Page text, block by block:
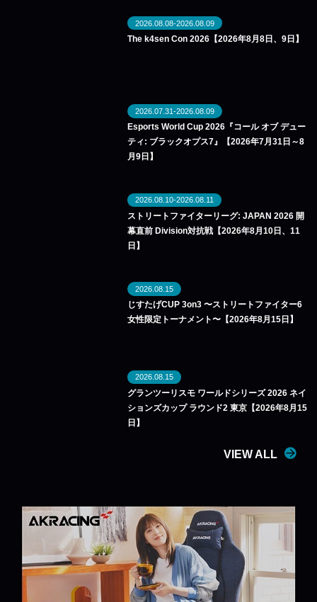
2026.08.08-2026.08.09
The k4sen Con 2026【2026年8月8日、9日】
2026.07.31-2026.08.09
Esports World Cup 2026『コール オブ デュー
ティ: ブラックオプス7』【2026年7月31日～8
月9日】
2026.08.10-2026.08.11
ストリートファイターリーグ: JAPAN 2026 開
幕直前 Division対抗戦【2026年8月10日、11
日】
2026.08.15
じすたげCUP 3on3 〜ストリートファイター6
女性限定トーナメント〜【2026年8月15日】
2026.08.15
グランツーリスモ ワールドシリーズ 2026 ネイ
ションズカップ ラウンド2 東京【2026年8月15
日】
VIEW ALL